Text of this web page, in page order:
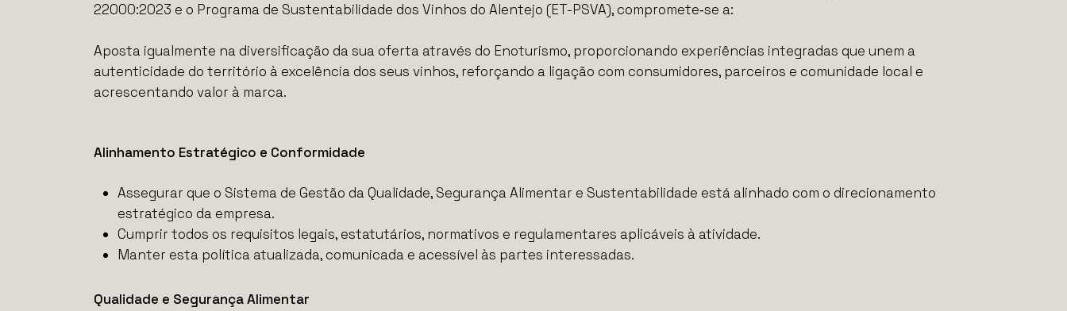
22000:2023 e o Programa de Sustentabilidade dos Vinhos do Alentejo (ET-PSVA), compromete‑se a:
Aposta igualmente na diversificação da sua oferta através do Enoturismo, proporcionando experiências integradas que unem a
autenticidade do território à excelência dos seus vinhos, reforçando a ligação com consumidores, parceiros e comunidade local e
acrescentando valor à marca.
Alinhamento Estratégico e Conformidade
Assegurar que o Sistema de Gestão da Qualidade, Segurança Alimentar e Sustentabilidade está alinhado com o direcionamento
estratégico da empresa.
Cumprir todos os requisitos legais, estatutários, normativos e regulamentares aplicáveis à atividade.
Manter esta política atualizada, comunicada e acessível às partes interessadas.
Qualidade e Segurança Alimentar